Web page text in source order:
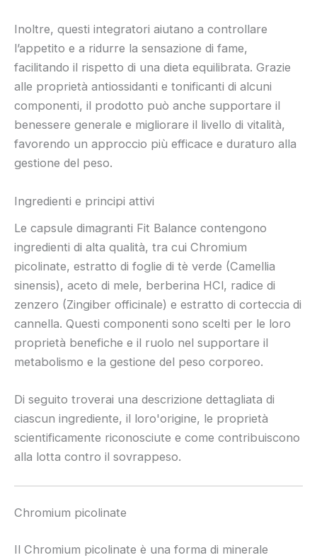
Inoltre, questi integratori aiutano a controllare
l’appetito e a ridurre la sensazione di fame,
facilitando il rispetto di una dieta equilibrata. Grazie
alle proprietà antiossidanti e tonificanti di alcuni
componenti, il prodotto può anche supportare il
benessere generale e migliorare il livello di vitalità,
favorendo un approccio più efficace e duraturo alla
gestione del peso.
Ingredienti e principi attivi
Le capsule dimagranti Fit Balance contengono
ingredienti di alta qualità, tra cui Chromium
picolinate, estratto di foglie di tè verde (Camellia
sinensis), aceto di mele, berberina HCl, radice di
zenzero (Zingiber officinale) e estratto di corteccia di
cannella. Questi componenti sono scelti per le loro
proprietà benefiche e il ruolo nel supportare il
metabolismo e la gestione del peso corporeo.
Di seguito troverai una descrizione dettagliata di
ciascun ingrediente, il loro'origine, le proprietà
scientificamente riconosciute e come contribuiscono
alla lotta contro il sovrappeso.
Chromium picolinate
Il Chromium picolinate è una forma di minerale